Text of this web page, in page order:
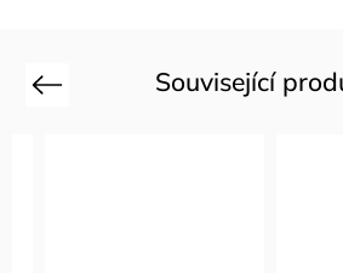
Související
Previous